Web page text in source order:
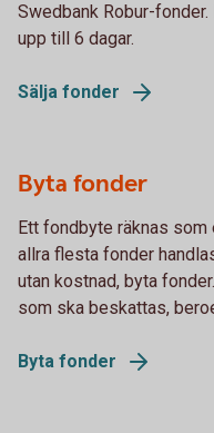
Swedbank Robur-
upp till 6 dagar.
Sälja fonder
Byta fonder
Ett fondbyte räknas som
allra flesta fonder
utan kostnad, byta
som ska beskattas,
Byta fonder